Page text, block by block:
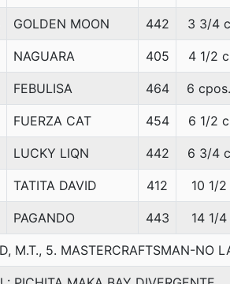
GOLDEN MOON 442 3 3/4 c
NAGUARA 405 4 1/2 c
FEBULISA 464 6 cpos.
FUERZA CAT 454 6 1/2 c
LUCKY LIQN 442 6 3/4 c
TATITA DAVID 412 10 1/2
PAGANDO 443 14 1/4
M.T., 5. MASTERCRAFTSMAN-NO